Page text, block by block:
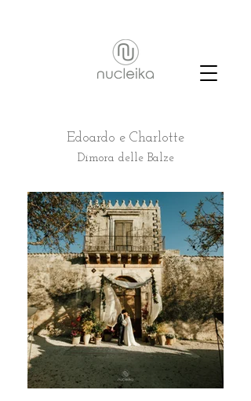
Edoardo e Charlotte
Dimora delle Balze